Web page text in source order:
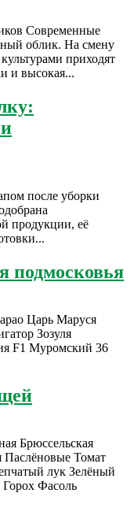
Современные
облик. На смену
приходят
и высокая...
после уборки
продукции, её
подмосковья
Царь Маруся
Зозуля
F1 Муромский 36
Брюссельская
Паслёновые Томат
лук Зелёный
Фасоль